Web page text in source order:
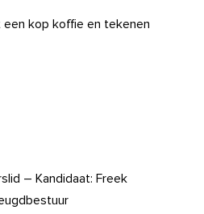
een kop koffie en tekenen
– Kandidaat: Freek